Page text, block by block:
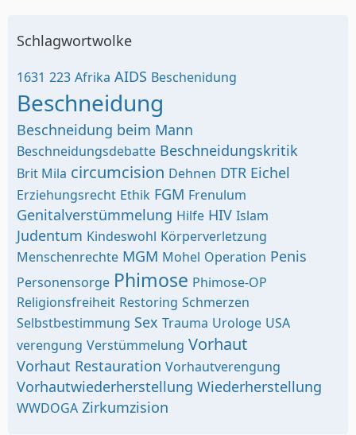
Schlagwortwolke
1631 223 Afrika AIDS Beschenidung
Beschneidung
Beschneidung beim Mann
Beschneidungsdebatte Beschneidungskritik
Brit Mila circumcision Dehnen DTR Eichel
Erziehungsrecht Ethik FGM Frenulum
Genitalverstümmelung Hilfe HIV Islam
Judentum Kindeswohl Körperverletzung
Menschenrechte MGM Mohel Operation Penis
Personensorge Phimose Phimose-OP
Religionsfreiheit Restoring Schmerzen
Selbstbestimmung Sex Trauma Urologe USA
verengung Verstümmelung Vorhaut
Vorhaut Restauration Vorhautverengung
Vorhautwiederherstellung Wiederherstellung
WWDOGA Zirkumzision